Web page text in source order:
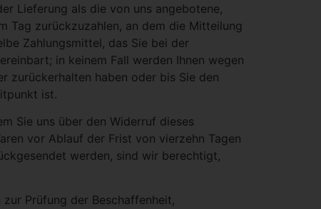
Lieferung als die von uns angebotene,
Tag zurückzuzahlen, an dem die Mitteilung
Zahlungsmittel, das Sie bei der
in keinem Fall werden Ihnen wegen
zurückerhalten haben oder bis Sie den
ist.
Sie uns über den Widerruf dieses
vor Ablauf der Frist von vierzehn Tagen
werden, sind wir berechtigt,
Prüfung der Beschaffenheit,